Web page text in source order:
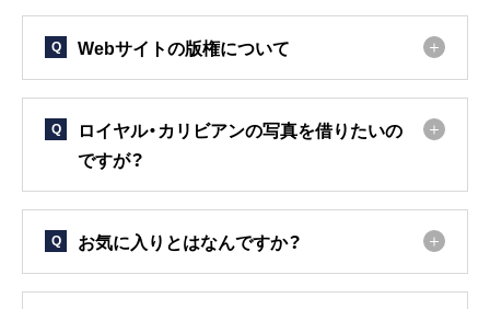
Q Webサイトの版権について
Q
ロイヤル・カリビアンの写真を借りたいの
ですが？
Q お気に入りとはなんですか？